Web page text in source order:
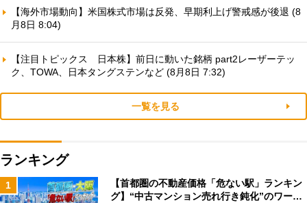
【海外市場動向】米国株式市場は反発、早期利上げ警戒感が後退 (8
月8日 8:04)
【注目トピックス 日本株】前日に動いた銘柄 part2レーザーテッ
ク、TOWA、日本タングステンなど (8月8日 7:32)
一覧を見る
ランキング
1
【首都圏の不動産価格「危ない駅」ランキン
グ】“中古マンション売れ行き鈍化”のワー…